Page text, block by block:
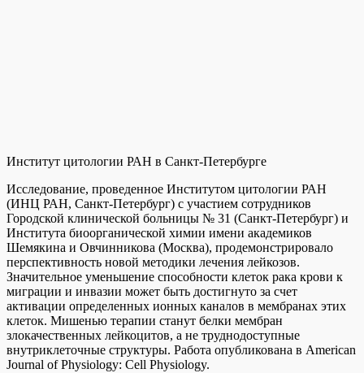
Институт цитологии РАН в Санкт-Петербурге
Исследование, проведенное Институтом цитологии РАН
(ИНЦ РАН, Санкт-Петербург) с участием сотрудников
Городской клинической больницы № 31 (Санкт-Петербург) и
Института биоорганической химии имени академиков
Шемякина и Овчинникова (Москва), продемонстрировало
перспективность новой методики лечения лейкозов.
Значительное уменьшение способности клеток рака крови к
миграции и инвазии может быть достигнуто за счет
активации определенных ионных каналов в мембранах этих
клеток. Мишенью терапии станут белки мембран
злокачественных лейкоцитов, а не труднодоступные
внутриклеточные структуры. Работа опубликована в American
Journal of Physiology: Cell Physiology.